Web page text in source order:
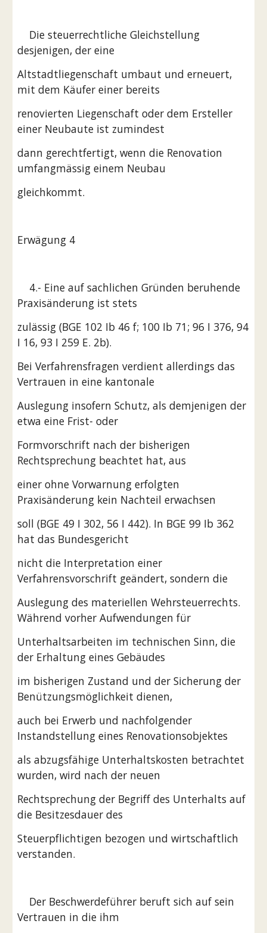
desjenigen, der eine
Altstadtliegenschaft umbaut und erneuert,
mit dem Käufer einer bereits
renovierten Liegenschaft oder dem Ersteller
einer Neubaute ist zumindest
dann gerechtfertigt, wenn die Renovation
umfangmässig einem Neubau
gleichkommt.
Erwägung 4
Praxisänderung ist stets
zulässig (BGE 102 Ib 46 f; 100 Ib 71; 96 I 376, 94
I 16, 93 I 259 E. 2b).
Bei Verfahrensfragen verdient allerdings das
Vertrauen in eine kantonale
Auslegung insofern Schutz, als demjenigen der
etwa eine Frist- oder
Formvorschrift nach der bisherigen
Rechtsprechung beachtet hat, aus
einer ohne Vorwarnung erfolgten
Praxisänderung kein Nachteil erwachsen
soll (BGE 49 I 302, 56 I 442). In BGE 99 Ib 362
hat das Bundesgericht
nicht die Interpretation einer
Verfahrensvorschrift geändert, sondern die
Auslegung des materiellen Wehrsteuerrechts.
Während vorher Aufwendungen für
Unterhaltsarbeiten im technischen Sinn, die
der Erhaltung eines Gebäudes
im bisherigen Zustand und der Sicherung der
Benützungsmöglichkeit dienen,
auch bei Erwerb und nachfolgender
Instandstellung eines Renovationsobjektes
als abzugsfähige Unterhaltskosten betrachtet
wurden, wird nach der neuen
Rechtsprechung der Begriff des Unterhalts auf
die Besitzesdauer des
Steuerpflichtigen bezogen und wirtschaftlich
verstanden.
Vertrauen in die ihm